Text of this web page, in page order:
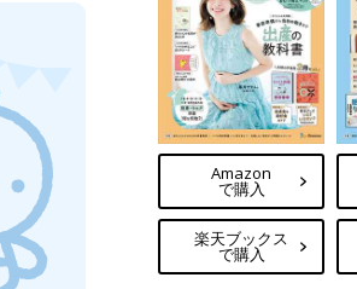
Amazon
で購入
楽天ブックス
で購入